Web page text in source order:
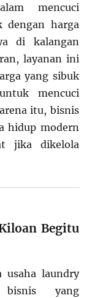
mencuci
dengan harga
di kalangan
layanan ini
yang sibuk
mencuci
itu, bisnis
hidup modern
jika dikelola
Begitu
usaha laundry
yang